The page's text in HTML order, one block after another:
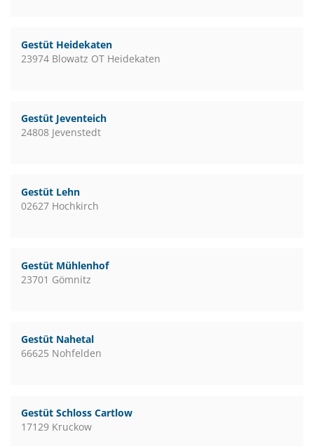
Gestüt Heidekaten
23974 Blowatz OT Heidekaten
Gestüt Jeventeich
24808 Jevenstedt
Gestüt Lehn
02627 Hochkirch
Gestüt Mühlenhof
23701 Gömnitz
Gestüt Nahetal
66625 Nohfelden
Gestüt Schloss Cartlow
17129 Kruckow